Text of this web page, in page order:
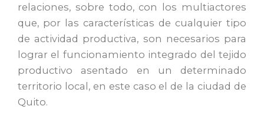
relaciones, sobre todo, con los multiactores
que, por las características de cualquier tipo
de actividad productiva, son necesarios para
lograr el funcionamiento integrado del tejido
productivo asentado en un determinado
territorio local, en este caso el de la ciudad de
Quito.